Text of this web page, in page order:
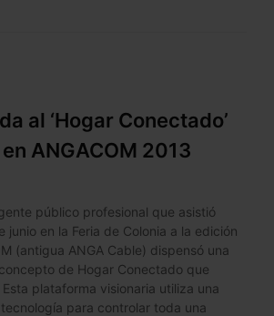
al ‘Hogar Conectado’
ANGACOM 2013
público profesional que asistió
junio en la Feria de Colonia a la edición
(antigua ANGA Cable) dispensó una
de Hogar Conectado que
plataforma visionaria utiliza una
para controlar toda una